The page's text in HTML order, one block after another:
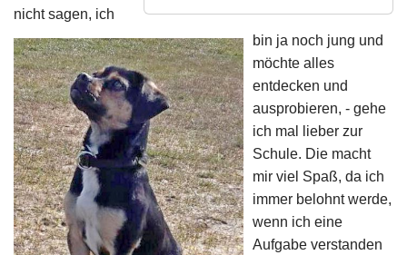
nicht sagen, ich
bin ja noch jung und
möchte alles
entdecken und
ausprobieren, - gehe
ich mal lieber zur
Schule. Die macht
mir viel Spaß, da ich
immer belohnt werde,
wenn ich eine
Aufgabe verstanden